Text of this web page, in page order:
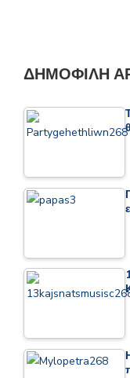
ΔΗΜΟΦΙΛΉ